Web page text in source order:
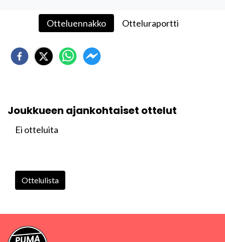
Otteluennakko Otteluraportti
Joukkueen ajankohtaiset ottelut
Ei otteluita
Ottelulista